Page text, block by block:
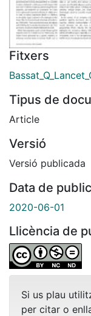
Fitxers
Tipus de
Article
Versió
Versió publicada
Data de
2020-06-01
Llicència de
Si us plau
per citar o